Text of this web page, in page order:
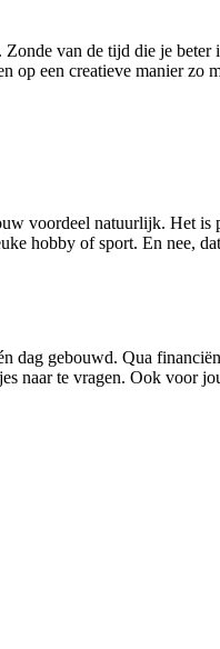
van de tijd die je beter
op een creatieve manier zo
voordeel natuurlijk. Het is
hobby of sport. En nee,
dag gebouwd. Qua
naar te vragen. Ook voor